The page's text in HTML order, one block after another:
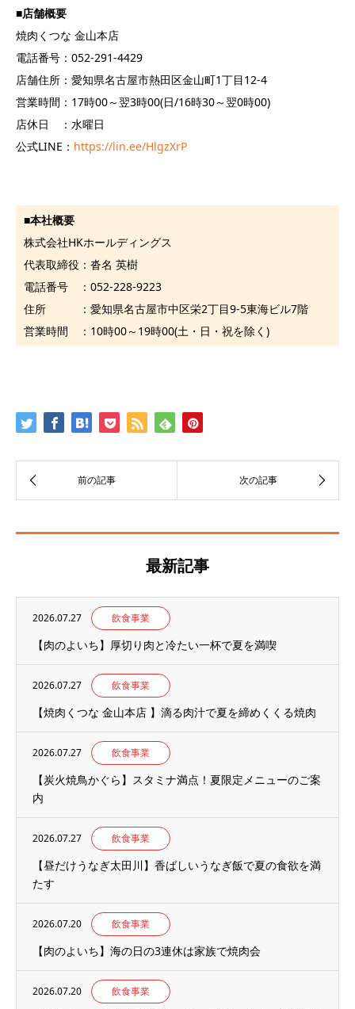
■店舗概要
焼肉くつな 金山本店
電話番号：052-291-4429
店舗住所：愛知県名古屋市熱田区金山町1丁目12-4
営業時間：17時00～翌3時00(日/16時30～翌0時00)
店休日 ：水曜日
公式LINE： https://lin.ee/HlgzXrP
■本社概要
株式会社HKホールディングス
代表取締役：沓名 英樹
電話番号 ：052-228-9223
住所 ：愛知県名古屋市中区栄2丁目9-5東海ビル7階
営業時間 ：10時00～19時00(土・日・祝を除く)
最新記事
2026.07.27 飲食事業
【肉のよいち】厚切り肉と冷たい一杯で夏を満喫
2026.07.27 飲食事業
【焼肉くつな 金山本店 】滴る肉汁で夏を締めくくる焼肉
2026.07.27 飲食事業
【炭火焼鳥かぐら】スタミナ満点！夏限定メニューのご案
内
2026.07.27 飲食事業
【昼だけうなぎ太田川】香ばしいうなぎ飯で夏の食欲を満
たす
2026.07.20 飲食事業
【肉のよいち】海の日の3連休は家族で焼肉会
2026.07.20 飲食事業